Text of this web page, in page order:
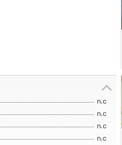
n.c
n.c
n.c
n.c